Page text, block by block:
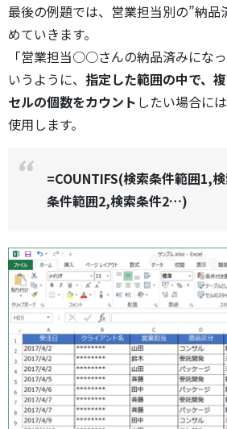
最後の例題では、営業担当別の”納品
めていきます。
「営業担当○○さんの納品済みにな
いうように、 指定した範囲の中で、
セルの個数をカウント したい場合に
使用します。
=COUNTIFS(検索条件範囲1,
条件範囲2,検索条件2…)